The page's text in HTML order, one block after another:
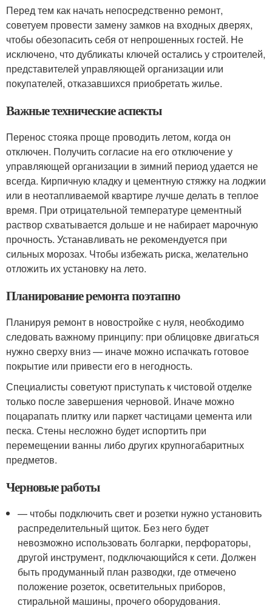
Перед тем как начать непосредственно ремонт,
советуем провести замену замков на входных дверях,
чтобы обезопасить себя от непрошенных гостей. Не
исключено, что дубликаты ключей остались у строителей,
представителей управляющей организации или
покупателей, отказавшихся приобретать жилье.
Важные технические аспекты
Перенос стояка проще проводить летом, когда он
отключен. Получить согласие на его отключение у
управляющей организации в зимний период удается не
всегда. Кирпичную кладку и цементную стяжку на лоджии
или в неотапливаемой квартире лучше делать в теплое
время. При отрицательной температуре цементный
раствор схватывается дольше и не набирает марочную
прочность. Устанавливать не рекомендуется при
сильных морозах. Чтобы избежать риска, желательно
отложить их установку на лето.
Планирование ремонта поэтапно
Планируя ремонт в новостройке с нуля, необходимо
следовать важному принципу: при облицовке двигаться
нужно сверху вниз — иначе можно испачкать готовое
покрытие или привести его в негодность.
Специалисты советуют приступать к чистовой отделке
только после завершения черновой. Иначе можно
поцарапать плитку или паркет частицами цемента или
песка. Стены несложно будет испортить при
перемещении ванны либо других крупногабаритных
предметов.
Черновые работы
— чтобы подключить свет и розетки нужно установить
распределительный щиток. Без него будет
невозможно использовать болгарки, перфораторы,
другой инструмент, подключающийся к сети. Должен
быть продуманный план разводки, где отмечено
положение розеток, осветительных приборов,
стиральной машины, прочего оборудования.